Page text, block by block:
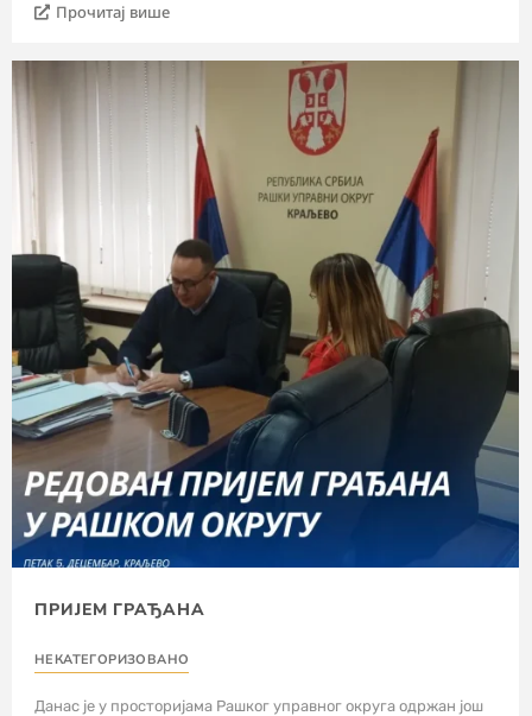
Прочитај више
ПРИЈЕМ ГРАЂАНА
НЕКАТЕГОРИЗОВАНО
Данас је у просторијама Рашког управног округа одржан још